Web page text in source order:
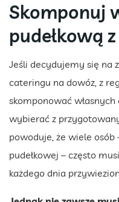
Skomponuj
pudełkową
Jeśli decydujemy się na
cateringu na dowóz, z
skomponować
wybierać z
powoduje, że wiele osób
pudełkowej – często
każdego dnia